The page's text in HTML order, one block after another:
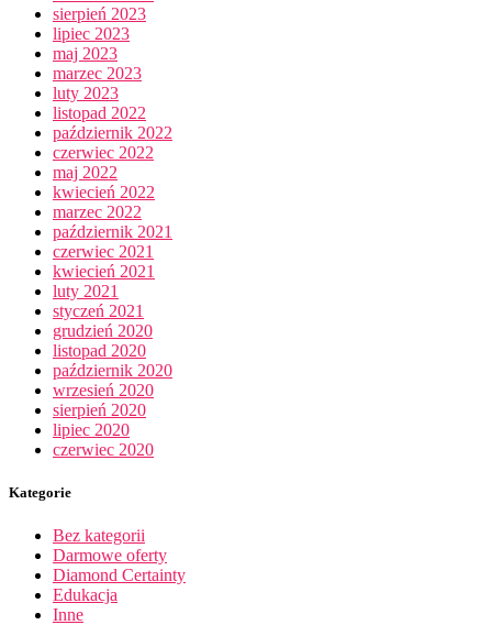
sierpień 2023
lipiec 2023
maj 2023
marzec 2023
luty 2023
listopad 2022
październik 2022
czerwiec 2022
maj 2022
kwiecień 2022
marzec 2022
październik 2021
czerwiec 2021
kwiecień 2021
luty 2021
styczeń 2021
grudzień 2020
listopad 2020
październik 2020
wrzesień 2020
sierpień 2020
lipiec 2020
czerwiec 2020
Kategorie
Bez kategorii
Darmowe oferty
Diamond Certainty
Edukacja
Inne